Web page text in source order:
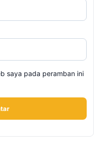
saya pada peramban ini